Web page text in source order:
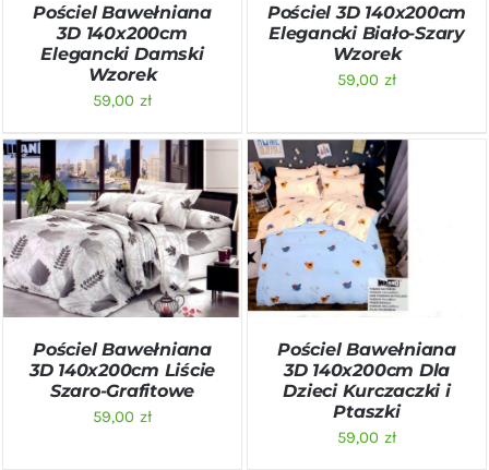
Pościel Bawełniana
3D 140x200cm
Elegancki Damski
Wzorek
59,00 zł
Pościel 3D 140x200cm
Elegancki Biało-Szary
Wzorek
59,00 zł
DODAJ DO KOSZYKA
/
SZCZEGÓŁY
Pościel Bawełniana
3D 140x200cm Liście
Szaro-Grafitowe
59,00 zł
DODAJ DO KOSZYKA
SZCZEGÓŁY
Pościel Bawełniana
3D 140x200cm Dla
Dzieci Kurczaczki i
Ptaszki
59,00 zł